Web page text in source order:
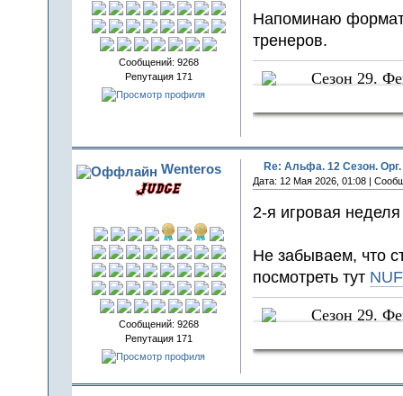
Сообщений: 9268
Репутация 171
Напоминаю
тренеров.
Сезон 29.
Wenteros
Сообщений: 9268
Репутация 171
Re: Альфа. 12 Сезон.
Дата: 12 Мая 2026, 01:08 |
2-я игровая
Не забываем, что
посмотреть тут
Сезон 29.